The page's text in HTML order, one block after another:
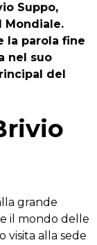
Suppo,
Mondiale.
la parola fine
nel suo
del
grande
e il mondo delle
visita alla sede